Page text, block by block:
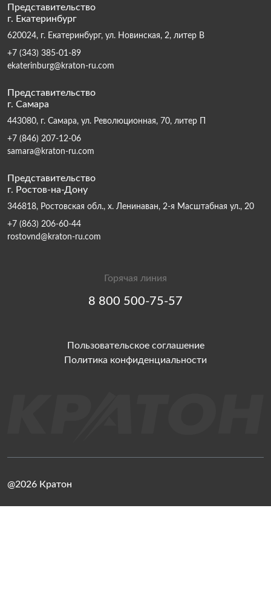
Представительство
г. Екатеринбург
620024, г. Екатеринбург, ул. Новинская, 2, литер В
+7 (343) 385-01-89
ekaterinburg@kraton-ru.com
Представительство
г. Самара
443080, г. Самара, ул. Революционная, 70, литер П
+7 (846) 207-12-06
samara@kraton-ru.com
Представительство
г. Ростов-на-Дону
346818, Ростовская обл., х. Ленинаван, 2-я Масштабная ул., 20
+7 (863) 206-60-44
rostovnd@kraton-ru.com
Горячая линия
8 800 500-75-57
Пользовательское соглашение
Политика конфиденциальности
@2026 Кратон